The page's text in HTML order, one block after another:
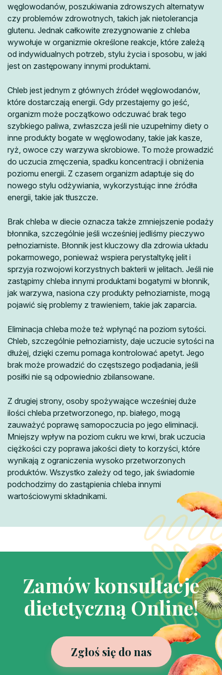
węglowodanów, poszukiwania zdrowszych alternatyw
czy problemów zdrowotnych, takich jak nietolerancja
glutenu. Jednak całkowite zrezygnowanie z chleba
wywołuje w organizmie określone reakcje, które zależą
od indywidualnych potrzeb, stylu życia i sposobu, w jaki
jest on zastępowany innymi produktami.
Chleb jest jednym z głównych źródeł węglowodanów,
które dostarczają energii. Gdy przestajemy go jeść,
organizm może początkowo odczuwać brak tego
szybkiego paliwa, zwłaszcza jeśli nie uzupełnimy diety o
inne produkty bogate w węglowodany, takie jak kasze,
ryż, owoce czy warzywa skrobiowe. To może prowadzić
do uczucia zmęczenia, spadku koncentracji i obniżenia
poziomu energii. Z czasem organizm adaptuje się do
nowego stylu odżywiania, wykorzystując inne źródła
energii, takie jak tłuszcze.
Brak chleba w diecie oznacza także zmniejszenie podaży
błonnika, szczególnie jeśli wcześniej jedliśmy pieczywo
pełnoziarniste. Błonnik jest kluczowy dla zdrowia układu
pokarmowego, ponieważ wspiera perystaltykę jelit i
sprzyja rozwojowi korzystnych bakterii w jelitach. Jeśli nie
zastąpimy chleba innymi produktami bogatymi w błonnik,
jak warzywa, nasiona czy produkty pełnoziarniste, mogą
pojawić się problemy z trawieniem, takie jak zaparcia.
Eliminacja chleba może też wpłynąć na poziom sytości.
Chleb, szczególnie pełnoziarnisty, daje uczucie sytości na
dłużej, dzięki czemu pomaga kontrolować apetyt. Jego
brak może prowadzić do częstszego podjadania, jeśli
posiłki nie są odpowiednio zbilansowane.
Z drugiej strony, osoby spożywające wcześniej duże
ilości chleba przetworzonego, np. białego, mogą
zauważyć poprawę samopoczucia po jego eliminacji.
Mniejszy wpływ na poziom cukru we krwi, brak uczucia
ciężkości czy poprawa jakości diety to korzyści, które
wynikają z ograniczenia wysoko przetworzonych
produktów. Wszystko zależy od tego, jak świadomie
podchodzimy do zastąpienia chleba innymi
wartościowymi składnikami.
Zamów konsultacje
dietetyczną Online!
Zgłoś się do nas